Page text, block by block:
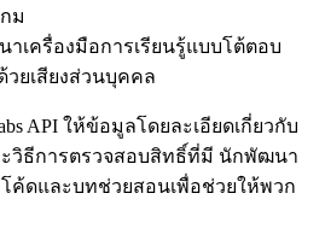
ม
าเครื่องมือการเรียนรู้แบบโต้ตอบ
ยเสียงส่วนบุคคล
API ให้ข้อมูลโดยละเอียดเกี่ยวกับ
ะวิธีการตรวจสอบสิทธิ์ที่มี นักพัฒนา
ค้ดและบทช่วยสอนเพื่อช่วยให้พวก